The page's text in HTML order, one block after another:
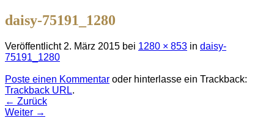
daisy-75191_1280
Veröffentlicht 2. März 2015 bei 1280 × 853 in daisy-
75191_1280
Poste einen Kommentar oder hinterlasse ein Trackback:
Trackback URL.
← Zurück
Weiter →